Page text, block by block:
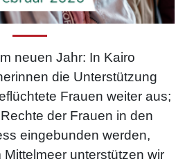
neuen Jahr: In Kairo
die Unterstützung
Frauen weiter aus;
der Frauen in den
eingebunden werden,
Mittelmeer unterstützen wir